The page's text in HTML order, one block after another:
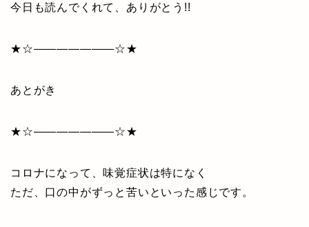
今日も読んでくれて、ありがとう!!
★☆———————☆★
あとがき
★☆———————☆★
コロナになって、味覚症状は特になく
ただ、口の中がずっと苦いといった感じです。